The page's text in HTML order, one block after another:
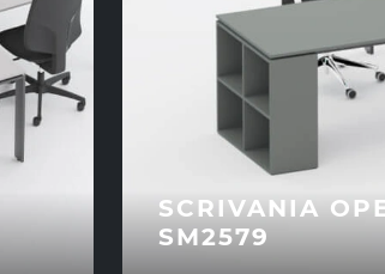
SCRIVANIA
SM2579